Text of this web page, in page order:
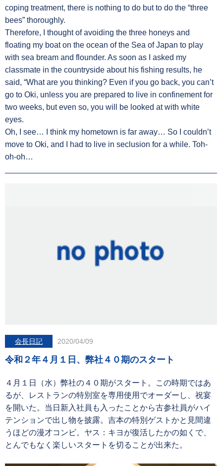
coping treatment, there is nothing to do but to do the “three
bees” thoroughly.
Therefore, I thought of avoiding the three honeys and
floating my boat on the ocean of the Sea of Japan to play
with sea bream and flounder. As soon as I asked my
classmate in the countryside about his fishing results, he
said, “What are you thinking? Even if you go back, you can’t
go to Oki, unless you are prepared to live in confinement for
two weeks, but even so, you will be looked at with white
eyes.
Oh, I see… I think my hometown is far away… So I couldn’t
move to Oki, and I had to live in seclusion for a while. Toh-
oh-oh…
会長日記 2020/04/09
令和２年４月１日、弊社４０期のスタート
４月１日（水）弊社の４０期がスタート。この時期ではあ
るが、レストランの特別室を専用使用でオーダーし、祝宴
を開いた。当日新入社員も入ったことから古参社員がハイ
テンションで出し物を披露。吉本の特別ゲストかと見間違
うほどの漫才コンビ。ヤス：キヨが復活したかの如くで、
とんでもなく楽しいスタートを切ることが出来た。